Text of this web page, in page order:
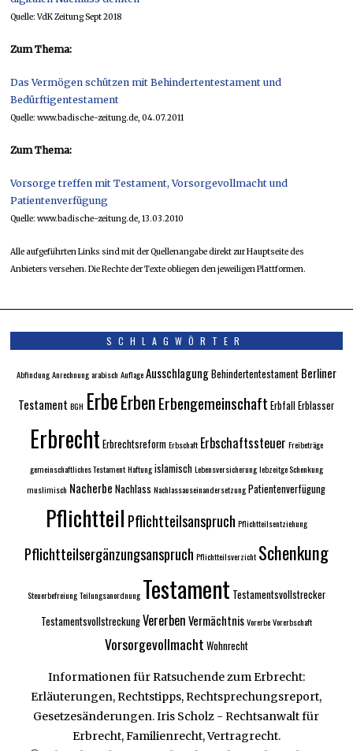
Quelle: VdK Zeitung Sept 2018
Zum Thema:
Das Vermögen schützen mit Behindertentestament und
Bedürftigentestament
Quelle: www.badische-zeitung.de, 04.07.2011
Zum Thema:
Vorsorge treffen mit Testament, Vorsorgevollmacht und
Patientenverfügung
Quelle: www.badische-zeitung.de, 13.03.2010
Alle aufgeführten Links sind mit der Quellenangabe direkt zur Hauptseite des
Anbieters versehen. Die Rechte der Texte obliegen den jeweiligen Plattformen.
SCHLAGWÖRTER
AbfindungAnrechnungarabisch AuflageAusschlagungBehindertentestament Berliner
Testament BGH ErbeErbenErbengemeinschaft ErbfallErblasser
Erbrecht ErbrechtsreformErbschaft Erbschaftssteuer Freibeträge
gemeinschaftliches TestamentHaftungislamischLebensversicherunglebzeitge Schenkung
muslimisch Nacherbe Nachlass NachlassauseinandersetzungPatientenverfügung
Pflichtteil Pflichtteilsanspruch Pflichtteilsentziehung
Pflichtteilsergänzungsanspruch Pflichtteilsverzicht Schenkung
SteuerbefreiungTeilungsanordnung Testament Testamentsvollstrecker
TestamentsvollstreckungVererbenVermächtnisVorerbeVorerbschaft
Vorsorgevollmacht Wohnrecht
Informationen für Ratsuchende zum Erbrecht:
Erläuterungen, Rechtstipps, Rechtsprechungsreport,
Gesetzesänderungen. Iris Scholz - Rechtsanwalt für
Erbrecht, Familienrecht, Vertragrecht.